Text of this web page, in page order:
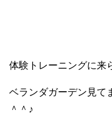
体験トレーニングに来
ベランダガーデン見て
＾＾♪